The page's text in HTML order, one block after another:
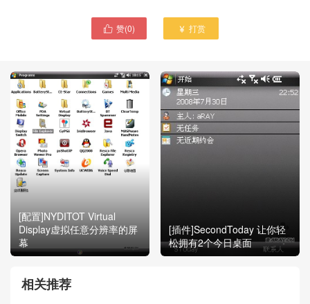
 赞(0)  打赏
[配置]NYDITOT Virtual
Display虚拟任意分辨率的屏
幕
[插件]SecondToday 让你轻
松拥有2个今日桌面
相关推荐